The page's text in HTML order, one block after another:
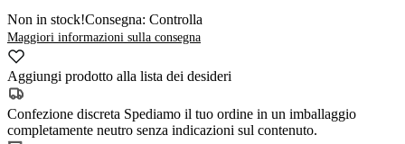
Non in stock!Consegna: Controlla
Maggiori informazioni sulla consegna
Aggiungi prodotto alla lista dei desideri
Confezione discreta Spediamo il tuo ordine in un imballaggio
completamente neutro senza indicazioni sul contenuto.